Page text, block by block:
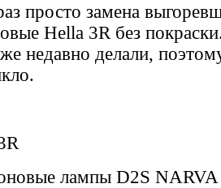
просто замена
Hella 3R без
недавно делали,
лампы D2S